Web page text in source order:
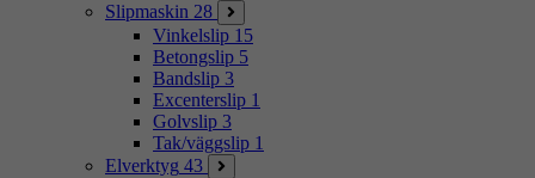
Slipmaskin 28
Vinkelslip 15
Betongslip 5
Bandslip 3
Excenterslip 1
Golvslip 3
Tak/väggslip 1
Elverktyg 43